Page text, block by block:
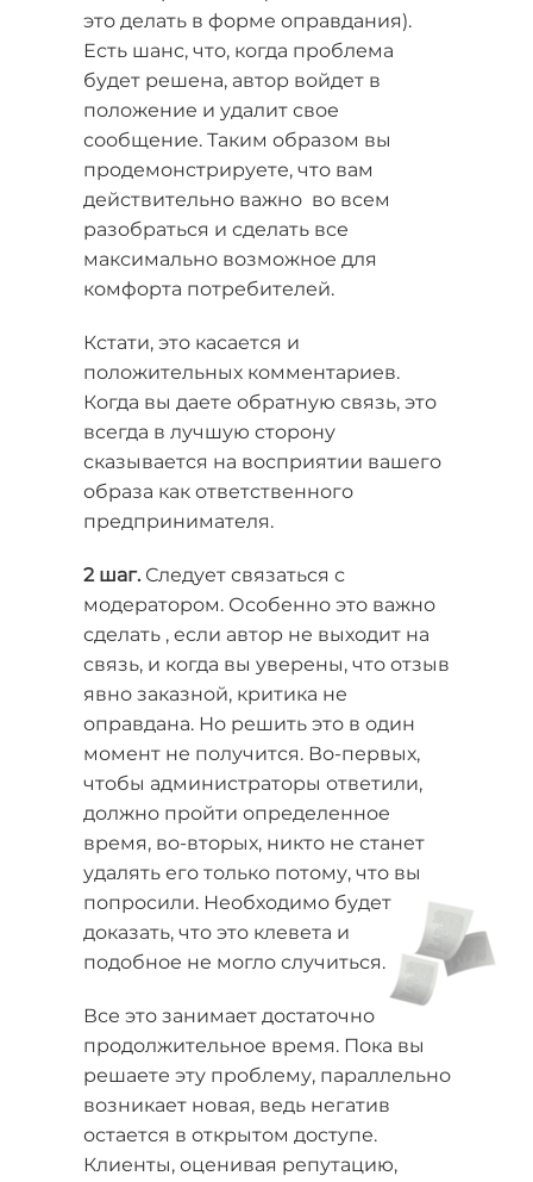
это делать в форме оправдания).
Есть шанс, что, когда проблема
будет решена, автор войдет в
положение и удалит свое
сообщение. Таким образом вы
продемонстрируете, что вам
действительно важно во всем
разобраться и сделать все
максимально возможное для
комфорта потребителей.
Кстати, это касается и
положительных комментариев.
Когда вы даете обратную связь, это
всегда в лучшую сторону
сказывается на восприятии вашего
образа как ответственного
предпринимателя.
2 шаг. Следует связаться с
модератором. Особенно это важно
сделать , если автор не выходит на
связь, и когда вы уверены, что отзыв
явно заказной, критика не
оправдана. Но решить это в один
момент не получится. Во-первых,
чтобы администраторы ответили,
должно пройти определенное
время, во-вторых, никто не станет
удалять его только потому, что вы
попросили. Необходимо будет
доказать, что это клевета и
подобное не могло случиться.
Все это занимает достаточно
продолжительное время. Пока вы
решаете эту проблему, параллельно
возникает новая, ведь негатив
остается в открытом доступе.
Клиенты, оценивая репутацию,